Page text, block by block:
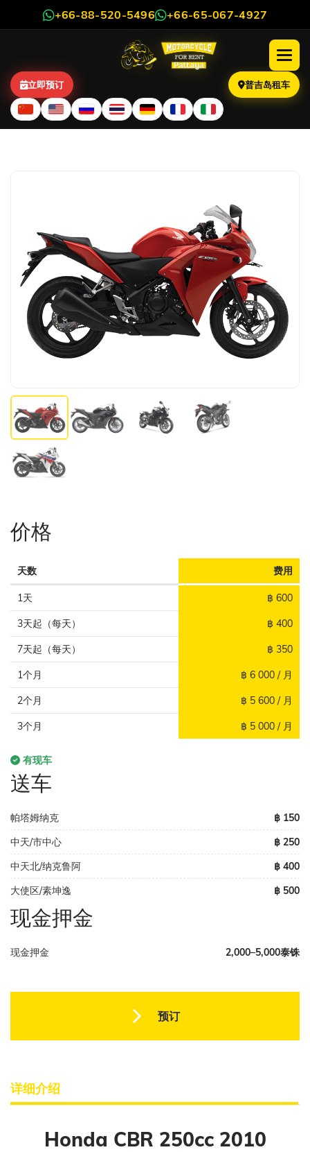
+66-88-520-5496 +66-65-067-4927
立即预订 普吉岛租车
价格
天数 费用
1天 ฿ 600
3天起（每天） ฿ 400
7天起（每天） ฿ 350
1个月 ฿ 6 000 / 月
2个月 ฿ 5 600 / 月
3个月 ฿ 5 000 / 月
有现车
送车
帕塔姆纳克
฿ 150
中天/市中心
฿ 250
中天北/纳克鲁阿
฿ 400
大使区/素坤逸
฿ 500
现金押金
现金押金 2,000–5,000泰铢
预订
详细介绍
Honda CBR 250cc 2010